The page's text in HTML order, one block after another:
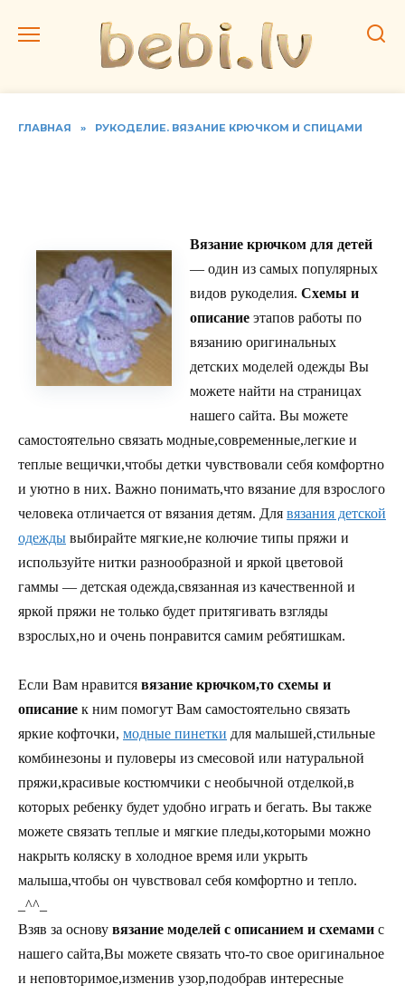
ГЛАВНАЯ » РУКОДЕЛИЕ. ВЯЗАНИЕ КРЮЧКОМ И СПИЦАМИ
Вязание крючком для детей
— один из самых популярных
видов рукоделия. Схемы и
описание этапов работы по
вязанию оригинальных
детских моделей одежды Вы
можете найти на страницах
нашего сайта. Вы можете
самостоятельно связать модные,современные,легкие и
теплые вещички,чтобы детки чувствовали себя комфортно
и уютно в них. Важно понимать,что вязание для взрослого
человека отличается от вязания детям. Для вязания детской
одежды выбирайте мягкие,не колючие типы пряжи и
используйте нитки разнообразной и яркой цветовой
гаммы — детская одежда,связанная из качественной и
яркой пряжи не только будет притягивать взгляды
взрослых,но и очень понравится самим ребятишкам.
Если Вам нравится вязание крючком,то схемы и
описание к ним помогут Вам самостоятельно связать
яркие кофточки, модные пинетки для малышей,стильные
комбинезоны и пуловеры из смесовой или натуральной
пряжи,красивые костюмчики с необычной отделкой,в
которых ребенку будет удобно играть и бегать. Вы также
можете связать теплые и мягкие пледы,которыми можно
накрыть коляску в холодное время или укрыть
малыша,чтобы он чувствовал себя комфортно и тепло.
_^^_
Взяв за основу вязание моделей с описанием и схемами с
нашего сайта,Вы можете связать что-то свое оригинальное
и неповторимое,изменив узор,подобрав интересные